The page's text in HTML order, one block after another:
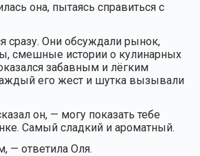
она, пытаясь справиться с
сразу. Они обсуждали рынок,
смешные истории о кулинарных
забавным и лёгким
его жест и шутка вызывали
он, — могу показать тебе
Самый сладкий и ароматный.
— ответила Оля.